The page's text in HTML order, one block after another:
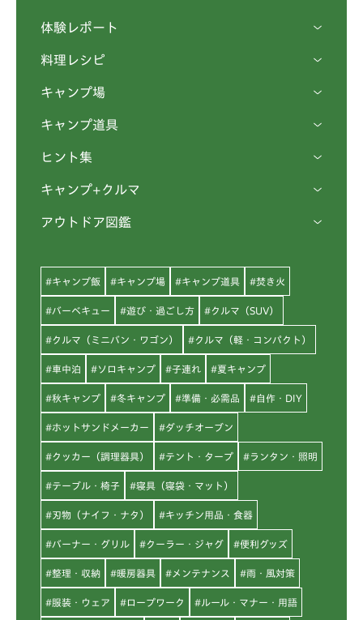
体験レポート
料理レシピ
キャンプ場
キャンプ道具
ヒント集
キャンプ+クルマ
アウトドア図鑑
#キャンプ飯 #キャンプ場 #キャンプ道具 #焚き火
#バーベキュー #遊び・過ごし方 #クルマ（SUV）
#クルマ（ミニバン・ワゴン） #クルマ（軽・コンパクト）
#車中泊 #ソロキャンプ #子連れ #夏キャンプ
#秋キャンプ #冬キャンプ #準備・必需品 #自作・DIY
#ホットサンドメーカー #ダッチオーブン
#クッカー（調理器具） #テント・タープ #ランタン・照明
#テーブル・椅子 #寝具（寝袋・マット）
#刃物（ナイフ・ナタ） #キッチン用品・食器
#バーナー・グリル #クーラー・ジャグ #便利グッズ
#整理・収納 #暖房器具 #メンテナンス #雨・風対策
#服装・ウェア #ロープワーク #ルール・マナー・用語